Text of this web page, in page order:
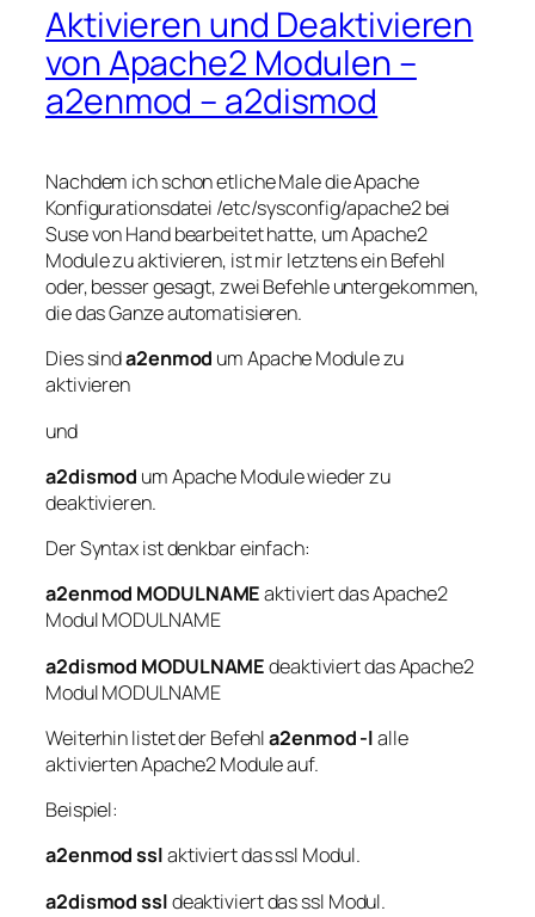
Aktivieren und Deaktivieren
von Apache2 Modulen –
a2enmod – a2dismod
Nachdem ich schon etliche Male die Apache
Konfigurationsdatei /etc/sysconfig/apache2 bei
Suse von Hand bearbeitet hatte, um Apache2
Module zu aktivieren, ist mir letztens ein Befehl
oder, besser gesagt, zwei Befehle untergekommen,
die das Ganze automatisieren.
Dies sinda2enmod um Apache Module zu
aktivieren
und
a2dismod um Apache Module wieder zu
deaktivieren.
Der Syntax ist denkbar einfach:
a2enmod MODULNAMEaktiviert das Apache2
Modul MODULNAME
a2dismod MODULNAMEdeaktiviert das Apache2
Modul MODULNAME
Weiterhin listet der Befehla2enmod -lalle
aktivierten Apache2 Module auf.
Beispiel:
a2enmod sslaktiviert das ssl Modul.
a2dismod ssldeaktiviert das ssl Modul.